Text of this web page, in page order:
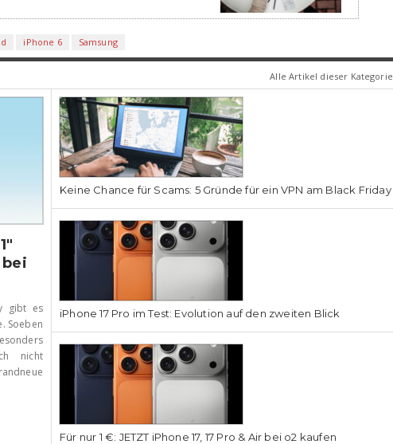
iPhone 6 Samsung
Alle Artikel dieser Kategorie
bei
gibt es
Soeben
nicht
Keine Chance für Scams: 5 Gründe für ein VPN am Black Friday
iPhone 17 Pro im Test: Evolution auf den zweiten Blick
Für nur 1 €: JETZT iPhone 17, 17 Pro & Air bei o2 kaufen